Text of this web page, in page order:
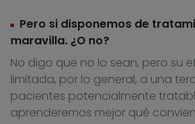
Pero si disponemos de
maravilla. ¿O no?
No digo que no lo sean, pero su
limitada, por lo general, a una
pacientes potencialmente
aprenderemos mejor qué